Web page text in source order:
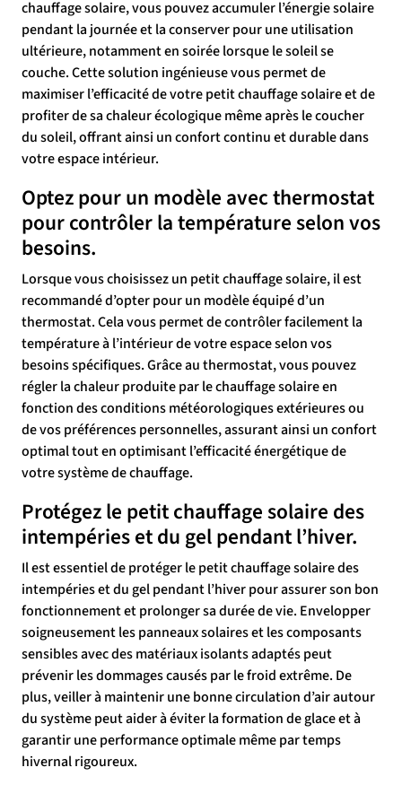
chauffage solaire, vous pouvez accumuler l’énergie solaire
pendant la journée et la conserver pour une utilisation
ultérieure, notamment en soirée lorsque le soleil se
couche. Cette solution ingénieuse vous permet de
maximiser l’efficacité de votre petit chauffage solaire et de
profiter de sa chaleur écologique même après le coucher
du soleil, offrant ainsi un confort continu et durable dans
votre espace intérieur.
Optez pour un modèle avec thermostat
pour contrôler la température selon vos
besoins.
Lorsque vous choisissez un petit chauffage solaire, il est
recommandé d’opter pour un modèle équipé d’un
thermostat. Cela vous permet de contrôler facilement la
température à l’intérieur de votre espace selon vos
besoins spécifiques. Grâce au thermostat, vous pouvez
régler la chaleur produite par le chauffage solaire en
fonction des conditions météorologiques extérieures ou
de vos préférences personnelles, assurant ainsi un confort
optimal tout en optimisant l’efficacité énergétique de
votre système de chauffage.
Protégez le petit chauffage solaire des
intempéries et du gel pendant l’hiver.
Il est essentiel de protéger le petit chauffage solaire des
intempéries et du gel pendant l’hiver pour assurer son bon
fonctionnement et prolonger sa durée de vie. Envelopper
soigneusement les panneaux solaires et les composants
sensibles avec des matériaux isolants adaptés peut
prévenir les dommages causés par le froid extrême. De
plus, veiller à maintenir une bonne circulation d’air autour
du système peut aider à éviter la formation de glace et à
garantir une performance optimale même par temps
hivernal rigoureux.